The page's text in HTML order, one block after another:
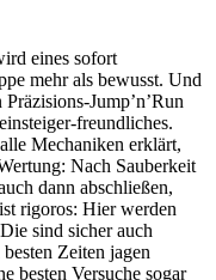
eines sofort
mehr als bewusst. Und
Jump’n’Run
freundliches.
Mechaniken erklärt,
Nach Sauberkeit
dann abschließen,
rigoros: Hier werden
sind sicher auch
Zeiten jagen
besten Versuche sogar